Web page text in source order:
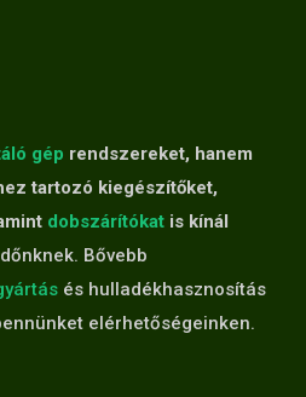
gép rendszereket, hanem
tartozó kiegészítőket,
dobszárítókat is kínál
Bővebb
és hulladékhasznosítás
elérhetőségeinken.